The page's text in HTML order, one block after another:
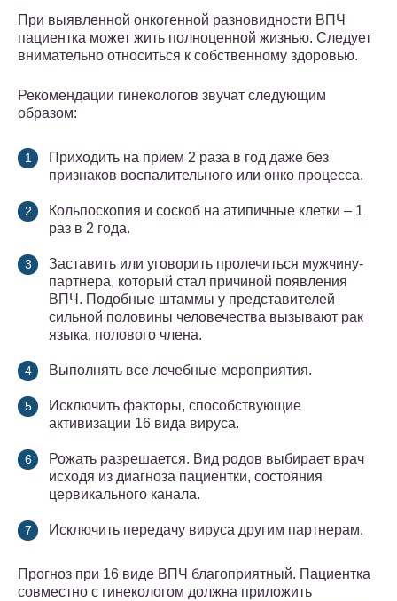
При выявленной онкогенной разновидности ВПЧ
пациентка может жить полноценной жизнью. Следует
внимательно относиться к собственному здоровью.
Рекомендации гинекологов звучат следующим
образом:
Приходить на прием 2 раза в год даже без
признаков воспалительного или онко процесса.
Кольпоскопия и соскоб на атипичные клетки – 1
раз в 2 года.
Заставить или уговорить пролечиться мужчину-
партнера, который стал причиной появления
ВПЧ. Подобные штаммы у представителей
сильной половины человечества вызывают рак
языка, полового члена.
Выполнять все лечебные мероприятия.
Исключить факторы, способствующие
активизации 16 вида вируса.
Рожать разрешается. Вид родов выбирает врач
исходя из диагноза пациентки, состояния
цервикального канала.
Исключить передачу вируса другим партнерам.
Прогноз при 16 виде ВПЧ благоприятный. Пациентка
совместно с гинекологом должна приложить